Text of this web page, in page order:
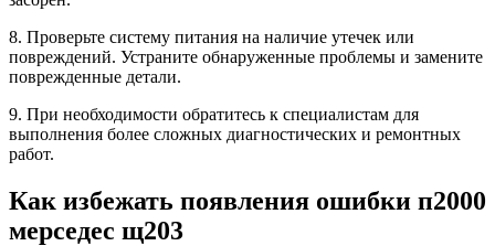
8. Проверьте систему питания на наличие утечек или
повреждений. Устраните обнаруженные проблемы и замените
поврежденные детали.
9. При необходимости обратитесь к специалистам для
выполнения более сложных диагностических и ремонтных
работ.
Как избежать появления ошибки п2000
мерседес щ203